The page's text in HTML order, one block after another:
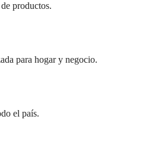
productos.
para hogar y negocio.
el país.